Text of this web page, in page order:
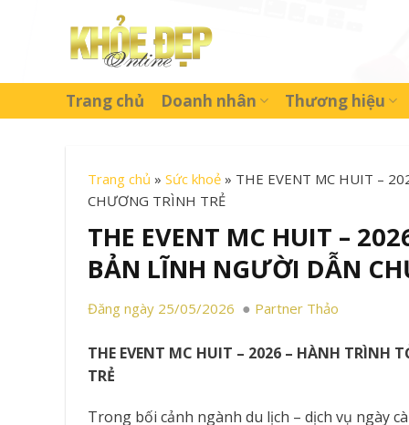
Trang chủ Doanh nhân Thương hiệu
Trang chủ » Sức khoẻ » THE EVENT MC HUIT –
CHƯƠNG TRÌNH TRẺ
THE EVENT MC HUIT –
BẢN LĨNH NGƯỜI DẪN
Đăng ngày 25/05/2026 Partner Thảo
THE EVENT MC HUIT – 2026 – HÀNH TRÌNH
TRẺ
Trong bối cảnh ngành du lịch – dịch vụ ngày